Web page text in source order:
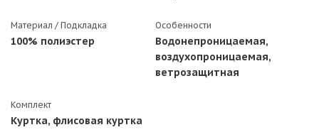
Материал / Подкладка
100% полиэстер
Особенности
Водонепроницаемая,
воздухопроницаемая,
ветрозащитная
Комплект
Куртка, флисовая куртка